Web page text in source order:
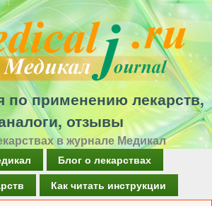
по применению лекарств,
отзывы
в журнале Медикал
Блог о лекарствах
Как читать инструкции